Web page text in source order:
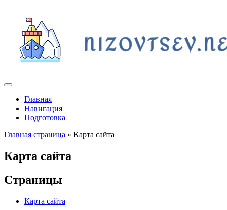
Главная
Навигация
Подготовка
Главная страница » Карта сайта
Карта сайта
Страницы
Карта сайта